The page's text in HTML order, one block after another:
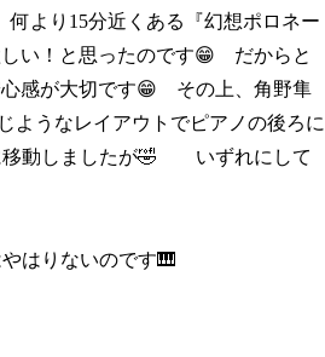
より15分近くある『幻想ポロネー
い！と思ったのです😁 だからと
心感が大切です😁 その上、角野隼
うなレイアウトでピアノの後ろに
移動しましたが🤣 いずれにして
はりないのです🎹